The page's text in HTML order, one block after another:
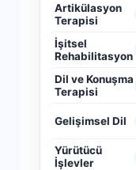
Artikülasyon
Terapisi
İşitsel
Rehabilitasyon
Dil ve Konuşma
Terapisi
Gelişimsel Dil
Yürütücü
İşlevler